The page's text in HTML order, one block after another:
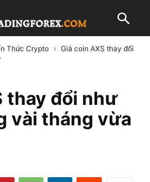
Thức Crypto
Giá coin AXS thay đổi
thay đổi như
vài tháng vừa